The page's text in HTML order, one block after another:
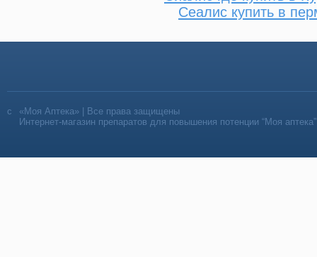
Сеалис купить в
«Моя Аптека» | Все права защищены
Интернет-магазин препаратов для повышения потенции “Моя